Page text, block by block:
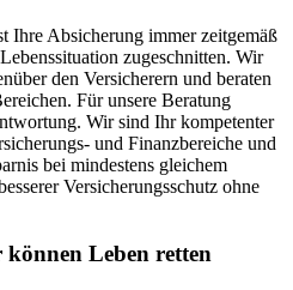
Ihre Absicherung immer zeitgemäß
zugeschnitten. Wir
den Versicherern und beraten
Für unsere Beratung
Wir sind Ihr kompetenter
und Finanzbereiche und
bei mindestens gleichem
Versicherungsschutz ohne
Leben retten